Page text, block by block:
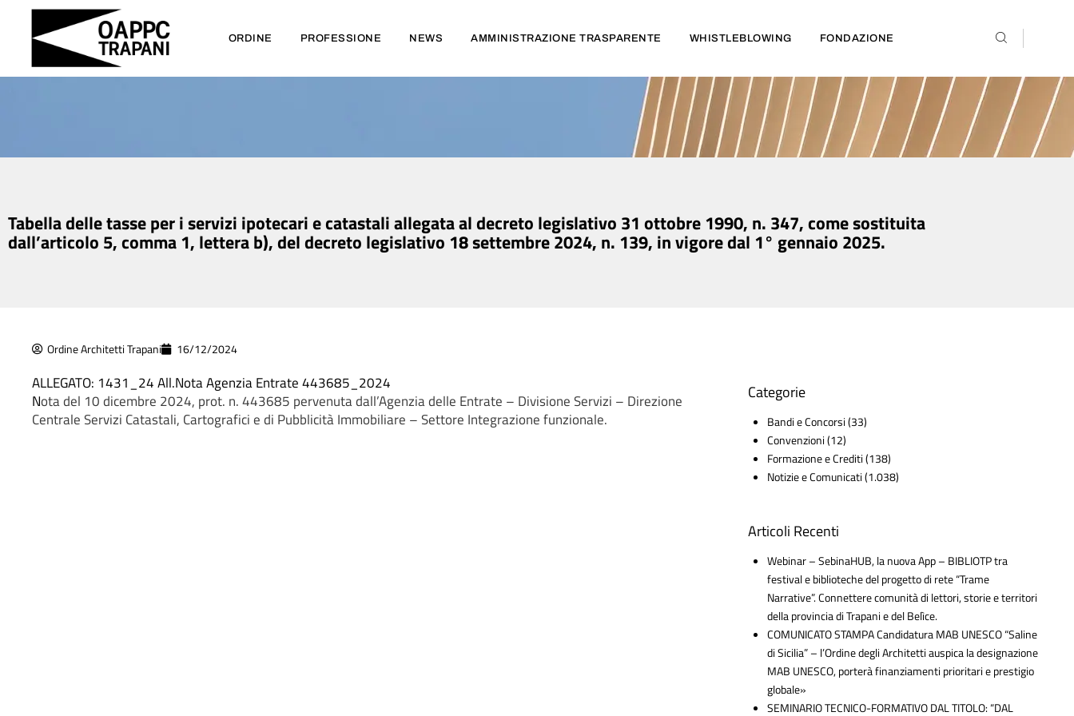
ORDINE PROFESSIONE NEWS AMMINISTRAZIONE TRASPARENTE WHISTLEBLOWING FONDAZIONE
Tabella delle tasse per i servizi ipotecari e catastali allegata al decreto legislativo 31 ottobre 1990, n. 347, come sostituita
dall’articolo 5, comma 1, lettera b), del decreto legislativo 18 settembre 2024, n. 139, in vigore dal 1° gennaio 2025.
Ordine Architetti Trapani 16/12/2024
ALLEGATO: 1431_24 All.Nota Agenzia Entrate 443685_2024
Nota del 10 dicembre 2024, prot. n. 443685 pervenuta dall’Agenzia delle Entrate – Divisione Servizi – Direzione
Centrale Servizi Catastali, Cartografici e di Pubblicità Immobiliare – Settore Integrazione funzionale.
Categorie
Bandi e Concorsi(33)
Convenzioni(12)
Formazione e Crediti(138)
Notizie e Comunicati(1.038)
Articoli Recenti
Webinar – SebinaHUB, la nuova App – BIBLIOTP tra
festival e biblioteche del progetto di rete “Trame
Narrative”. Connettere comunità di lettori, storie e territori
della provincia di Trapani e del Belìce.
COMUNICATO STAMPA Candidatura MAB UNESCO “Saline
di Sicilia” – l’Ordine degli Architetti auspica la designazione
MAB UNESCO, porterà finanziamenti prioritari e prestigio
globale»
SEMINARIO TECNICO-FORMATIVO DAL TITOLO: “DAL